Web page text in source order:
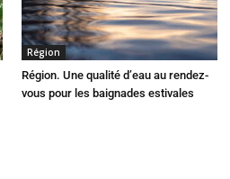
Région
Région. Une qualité d’eau au rendez-
vous pour les baignades estivales